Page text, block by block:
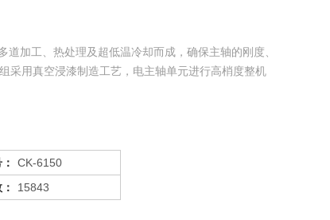
加工、热处理及超低温冷却而成，确保主轴的刚度、
采用真空浸漆制造工艺，电主轴单元进行高梢度整机
CK-6150
15843